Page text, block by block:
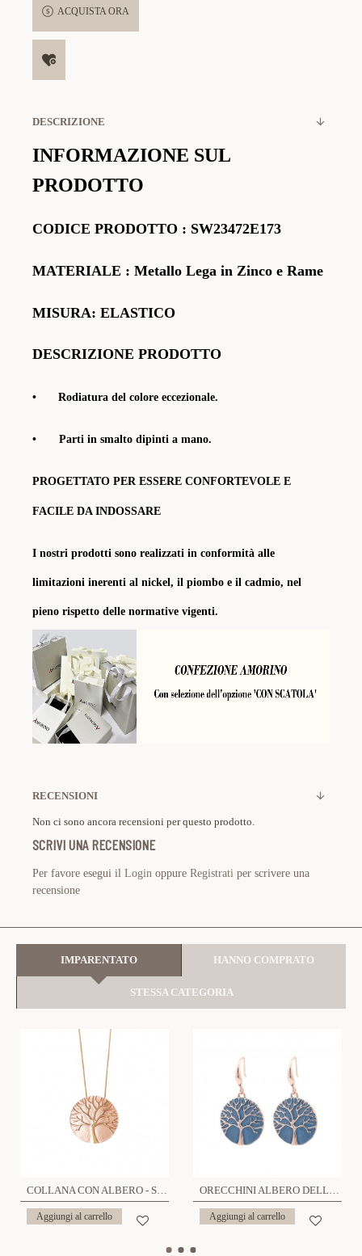
ACQUISTA ORA
DESCRIZIONE
INFORMAZIONE SUL
PRODOTTO
CODICE PRODOTTO : SW23472E173
MATERIALE : Metallo Lega in Zinco e Rame
MISURA: ELASTICO
DESCRIZIONE PRODOTTO
• Rodiatura del colore eccezionale.
• Parti in smalto dipinti a mano.
PROGETTATO PER ESSERE CONFORTEVOLE E
FACILE DA INDOSSARE
I nostri prodotti sono realizzati in conformità alle
limitazioni inerenti al nickel, il piombo e il cadmio, nel
pieno rispetto delle normative vigenti.
RECENSIONI
Non ci sono ancora recensioni per questo prodotto.
SCRIVI UNA RECENSIONE
Per favore esegui il Login oppure Registrati per scrivere una
recensione
IMPARENTATO HANNO COMPRATO
STESSA CATEGORIA
COLLANA CON ALBERO - SW2276D617
Aggiungi al carrello
ORECCHINI ALBERO DELLA VITA SMALTATO - SW2236D721
Aggiungi al carrello